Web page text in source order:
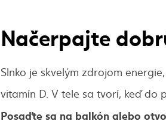
Načerpajte
Slnko je skvelým zdrojom
vitamín D. V tele sa tvorí, keď do
Posaďte sa na balkón alebo